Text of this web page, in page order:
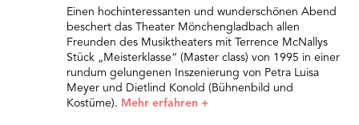
Einen hochinteressanten und wunderschönen Abend
beschert das Theater Mönchengladbach allen
Freunden des Musiktheaters mit Terrence McNallys
Stück „Meisterklasse“ (Master class) von 1995 in einer
rundum gelungenen Inszenierung von Petra Luisa
Meyer und Dietlind Konold (Bühnenbild und
Kostüme). Mehr erfahren +